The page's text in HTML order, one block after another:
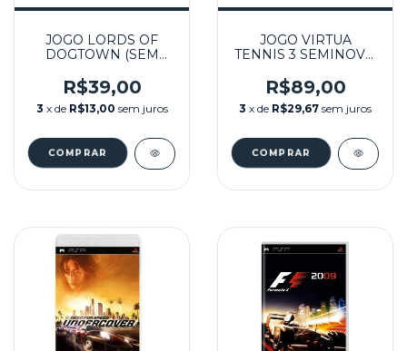
JOGO LORDS OF
DOGTOWN (SEM
PSP
R$39,00
3 x de R$13,00 sem juros
JOGO VIRTUA
TENNIS 3 SEMINOVO
R$89,00
3 x de R$29,67 sem juros